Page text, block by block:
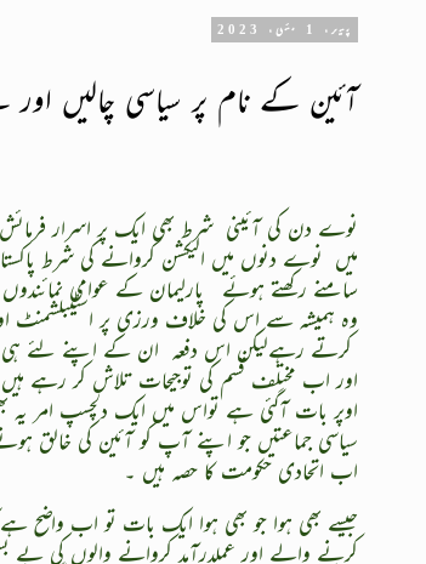
پیر، 1 مئی، 2023
آئین کے نام پر سیاسی چالیں
نوے دن کی آئینی شرط بھی ایک پر اسرار
میں نوے دنوں میں الیکشن کروانے کی شرط
سامنے رکھتے ہوئے
پارلیمان کے عوامی
وہ ہمیشہ سے اس کی خلاف ورزی پر اسٹیبلشمنٹ
کرتے رہےلیکن اس دفعہ ان کے اپنے لئے ہی
اور اب مختلف قسم کی توجیحات تلاش کر رہے
اوپر بات آگئی ہے تواس میں ایک دلچسپ امر یہ
سیاسی جماعتیں جو اپنے آپ کو آئین کی خالق
اب اتحادی حکومت کا حصہ ہیں ۔
جیسے بھی ہوا جو بھی ہوا ایک بات تو اب واضح
کرنے والے اور عملدرآمد کروانے والوں کی بے